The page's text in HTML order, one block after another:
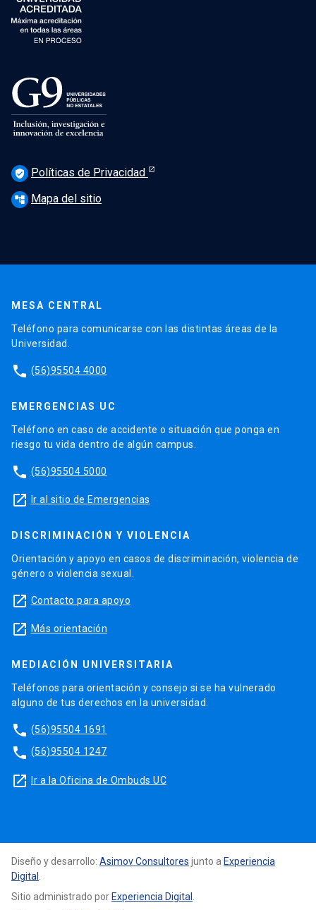
verified_user Políticas de Privacidad
account_tree Mapa del sitio
MESA CENTRAL
Teléfono para comunicarse con las distintas áreas de la
Universidad.
phone (56)95504 4000
EMERGENCIAS UC
Teléfono en caso de accidente o situación que ponga en
riesgo tu vida dentro de algún campus.
phone (56)95504 5000
launch Ir al sitio de Emergencias
DISCRIMINACIÓN Y VIOLENCIA
Orientación y apoyo en casos de discriminación, violencia de
género o violencia sexual.
launch Contacto para apoyo
launch Más orientación
MEDIACIÓN UNIVERSITARIA
Teléfonos para orientación y consejo si se ha vulnerado
alguno de tus derechos en la universidad.
phone (56)95504 1691
phone (56)95504 1247
launch Ir a la Oficina de Ombuds UC
Diseño y desarrollo: Asimov Consultores junto a Experiencia
Digital
Sitio administrado porExperiencia Digital